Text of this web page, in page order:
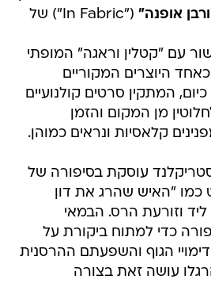
אופנה"
("In Fabric") של
עם "קטלין וראגה" המופתי
היוצרים המקוריים
המתקין סרטים קולנועיים
מן המקום והזמן
קלאסיות ונראים כמוהן.
עוסקת בסיפורה של
"האיש שהרג את דון
וזורעת הרס. הבמאי
כדי למתוח ביקורת על
הגוף והשפעתם ההרסנית
עושה זאת בצורה